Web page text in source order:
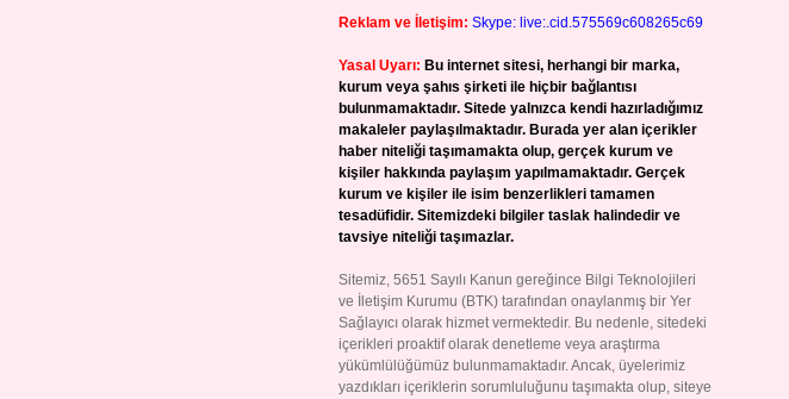
Reklam ve İletişim: Skype: live:.cid.575569c608265c69
Yasal Uyarı: Bu internet sitesi, herhangi bir marka,
kurum veya şahıs şirketi ile hiçbir bağlantısı
bulunmamaktadır. Sitede yalnızca kendi hazırladığımız
makaleler paylaşılmaktadır. Burada yer alan içerikler
haber niteliği taşımamakta olup, gerçek kurum ve
kişiler hakkında paylaşım yapılmamaktadır. Gerçek
kurum ve kişiler ile isim benzerlikleri tamamen
tesadüfidir. Sitemizdeki bilgiler taslak halindedir ve
tavsiye niteliği taşımazlar.
Sitemiz, 5651 Sayılı Kanun gereğince Bilgi Teknolojileri
ve İletişim Kurumu (BTK) tarafından onaylanmış bir Yer
Sağlayıcı olarak hizmet vermektedir. Bu nedenle, sitedeki
içerikleri proaktif olarak denetleme veya araştırma
yükümlülüğümüz bulunmamaktadır. Ancak, üyelerimiz
yazdıkları içeriklerin sorumluluğunu taşımakta olup, siteye